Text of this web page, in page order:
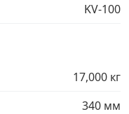
KV-100
17,000 кг
340 мм